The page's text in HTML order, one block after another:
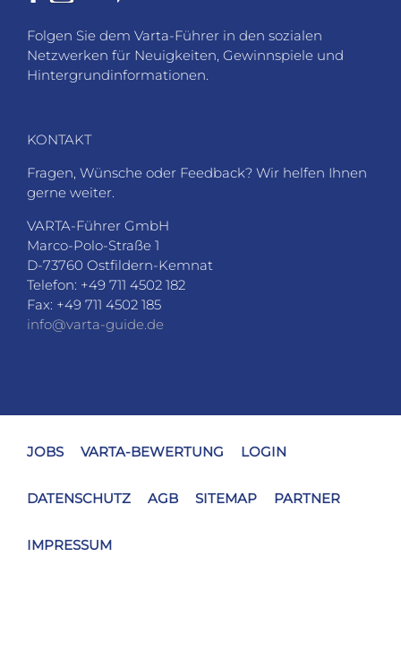
Folgen Sie dem Varta-Führer in den sozialen
Netzwerken für Neuigkeiten, Gewinnspiele und
Hintergrundinformationen.
KONTAKT
Fragen, Wünsche oder Feedback? Wir helfen Ihnen
gerne weiter.
VARTA-Führer GmbH
Marco-Polo-Straße 1
D-73760 Ostfildern-Kemnat
Telefon: +49 711 4502 182
Fax: +49 711 4502 185
info@varta-guide.de
JOBS VARTA-BEWERTUNG LOGIN
DATENSCHUTZ AGB SITEMAP PARTNER
IMPRESSUM